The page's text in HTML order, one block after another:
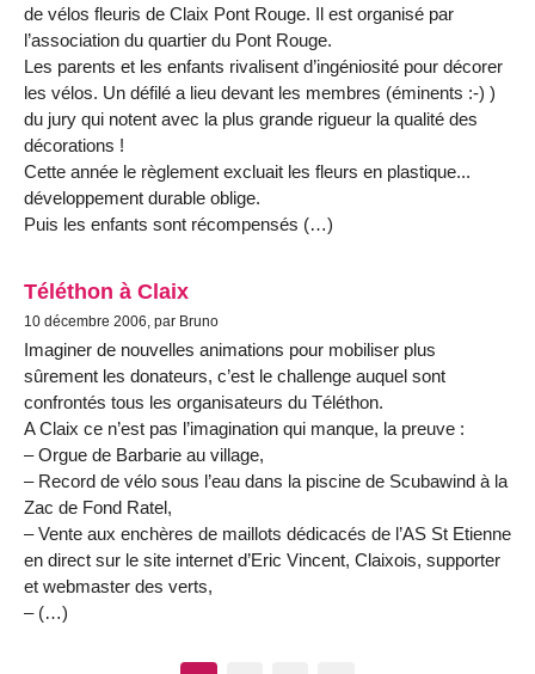
de vélos fleuris de Claix Pont Rouge. Il est organisé par
l’association du quartier du Pont Rouge.
Les parents et les enfants rivalisent d’ingéniosité pour décorer
les vélos. Un défilé a lieu devant les membres (éminents :-) )
du jury qui notent avec la plus grande rigueur la qualité des
décorations !
Cette année le règlement excluait les fleurs en plastique...
développement durable oblige.
Puis les enfants sont récompensés (…)
Téléthon à Claix
10 décembre 2006, par Bruno
Imaginer de nouvelles animations pour mobiliser plus
sûrement les donateurs, c’est le challenge auquel sont
confrontés tous les organisateurs du Téléthon.
A Claix ce n’est pas l’imagination qui manque, la preuve :
– Orgue de Barbarie au village,
– Record de vélo sous l’eau dans la piscine de Scubawind à la
Zac de Fond Ratel,
– Vente aux enchères de maillots dédicacés de l’AS St Etienne
en direct sur le site internet d’Eric Vincent, Claixois, supporter
et webmaster des verts,
– (…)